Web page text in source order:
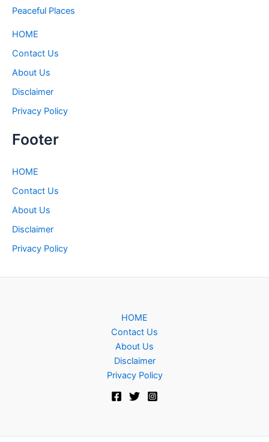
Peaceful Places
HOME
Contact Us
About Us
Disclaimer
Privacy Policy
Footer
HOME
Contact Us
About Us
Disclaimer
Privacy Policy
HOME
Contact Us
About Us
Disclaimer
Privacy Policy